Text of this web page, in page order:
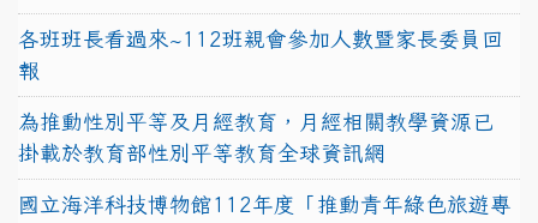
各班班長看過來~112班親會參加人數暨家長委員回
報
為推動性別平等及月經教育，月經相關教學資源已
掛載於教育部性別平等教育全球資訊網
國立海洋科技博物館112年度「推動青年綠色旅遊專